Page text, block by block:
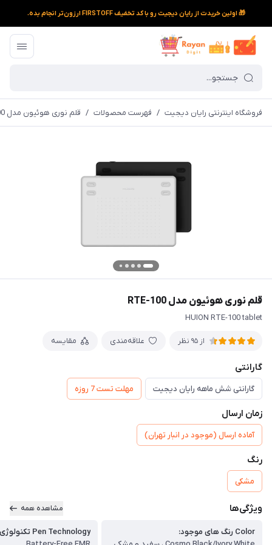
🎁 اولین خریدت از رایان دیجیت رو با کد تخفیف FIRSTOFF ارزون‌تر انجام بده.
فروشگاه اینترنتی رایان دیجیت / فهرست محصولات / قلم نوری هوئیون مدل RTE-100
قلم نوری هوئیون مدل RTE-100
HUION RTE-100 tablet
از 95 نظر علاقه‌مندی مقایسه
گارانتی
گارانتی شش ماهه رایان دیجیت مهلت تست 7 روزه
زمان ارسال
آماده ارسال (موجود در انبار تهران)
رنگ
مشکی
ویژگی‌ها مشاهده همه
Color رنگ های موجود:
Pen Technology تکنولوژی قلم: